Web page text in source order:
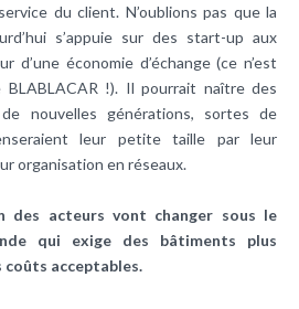
du client. N’oublions pas que la
s’appuie sur des start-up aux
d’une économie d’échange (ce n’est
BLABLACAR !). Il pourrait naître des
nouvelles générations, sortes de
leur petite taille par leur
organisation en réseaux.
des acteurs vont changer sous le
qui exige des bâtiments plus
coûts acceptables.